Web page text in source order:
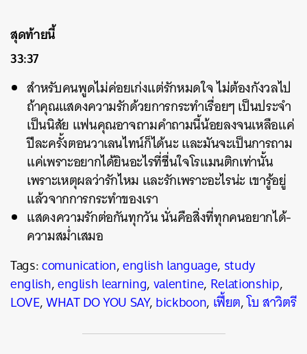
สุดท้ายนี้
33:37
สำหรับคนพูดไม่ค่อยเก่งแต่รักหมดใจ ไม่ต้องกังวลไป
ถ้าคุณแสดงความรักด้วยการกระทำเรื่อยๆ เป็นประจำ
เป็นนิสัย แฟนคุณอาจถามคำถามนี้น้อยลงจนเหลือแค่
ปีละครั้งตอนวาเลนไทน์ก็ได้นะ และมันจะเป็นการถาม
แค่เพราะอยากได้ยินอะไรที่ชื่นใจโรแมนติกเท่านั้น
เพราะเหตุผลว่ารักไหม และรักเพราะอะไรน่ะ เขารู้อยู่
แล้วจากการกระทำของเรา
แสดงความรักต่อกันทุกวัน นั่นคือสิ่งที่ทุกคนอยากได้-
ความสม่ำเสมอ
Tags:comunication,english language, study
english,english learning,valentine, Relationship,
LOVE,WHAT DO YOU SAY,bickboon, เฟี้ยต,โบ สาวิตรี